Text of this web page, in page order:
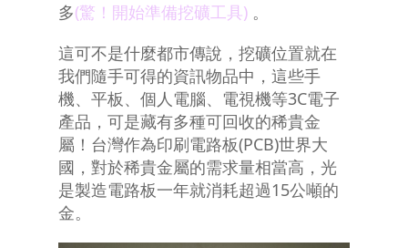
多(驚！開始準備挖礦工具) 。
這可不是什麼都市傳說，挖礦位置就在
我們隨手可得的資訊物品中，這些手
機、平板、個人電腦、電視機等3C電子
產品，可是藏有多種可回收的稀貴金
屬！台灣作為印刷電路板(PCB)世界大
國，對於稀貴金屬的需求量相當高，光
是製造電路板一年就消耗超過15公噸的
金。